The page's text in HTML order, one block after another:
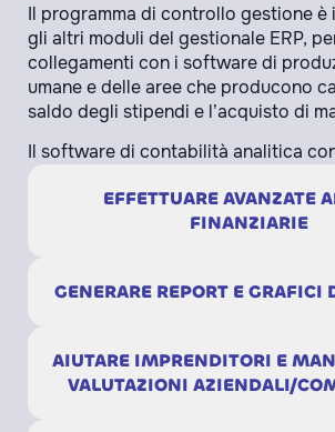
Il programma di controllo gestione
gli altri moduli del gestionale ERP,
collegamenti con i software di
umane e delle aree che producono
saldo degli stipendi e l’acquisto di
Il software di contabilità analitica
EFFETTUARE AVANZATE
FINANZIARIE
GENERARE REPORT E GRAFICI
AIUTARE IMPRENDITORI E
VALUTAZIONI AZIENDALI/